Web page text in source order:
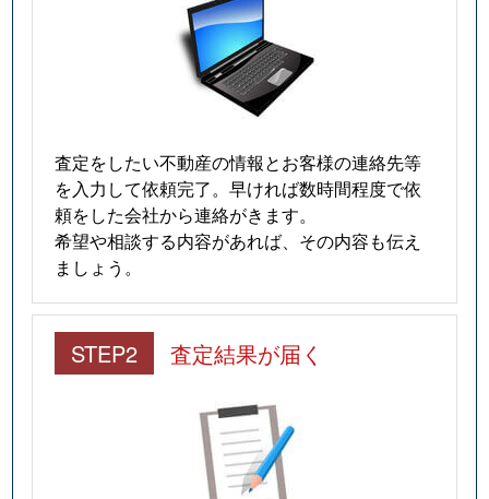
査定をしたい不動産の情報とお客様の連絡先等
を入力して依頼完了。早ければ数時間程度で依
頼をした会社から連絡がきます。
希望や相談する内容があれば、その内容も伝え
ましょう。
STEP2 査定結果が届く